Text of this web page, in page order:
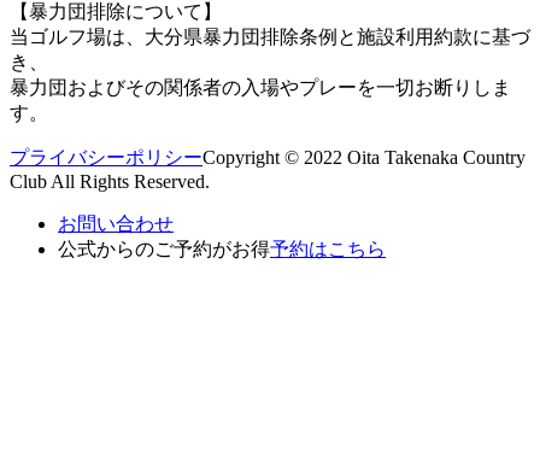
【暴力団排除について】
当ゴルフ場は、大分県暴力団排除条例と施設利用約款に基づ
き、
暴力団およびその関係者の入場やプレーを一切お断りしま
す。
プライバシーポリシーCopyright © 2022 Oita Takenaka Country
Club All Rights Reserved.
お問い合わせ
公式からのご予約がお得予約はこちら